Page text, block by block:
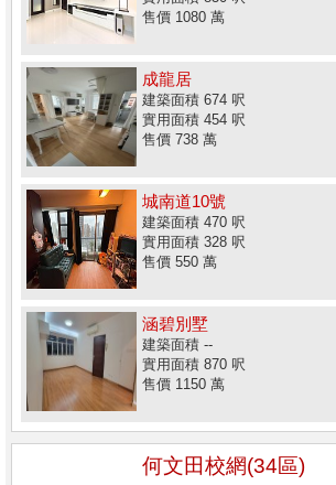
售價 1080 萬
成龍居
建築面積 674 呎
實用面積 454 呎
售價 738 萬
城南道10號
建築面積 470 呎
實用面積 328 呎
售價 550 萬
涵碧別墅
建築面積 --
實用面積 870 呎
售價 1150 萬
何文田校網(34區)